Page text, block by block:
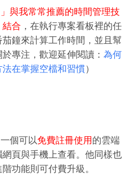
」與我常常推薦的時間管理技
結合 ，在執行專案看板裡的任
鐘來計算工作時間，並且幫
專注，歡迎延伸閱讀： 為何
在掌握空檔和習慣）
個可以免費註冊使用的雲端
頁與手機上查看。他同樣也
功能則可付費升級。